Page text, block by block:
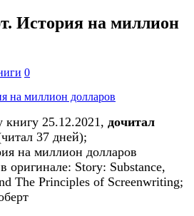
История на миллион
0
книгу 25.12.2021, дочитал
37 дней);
на миллион долларов
оригинале: Story: Substance,
The Principles of Screenwriting;